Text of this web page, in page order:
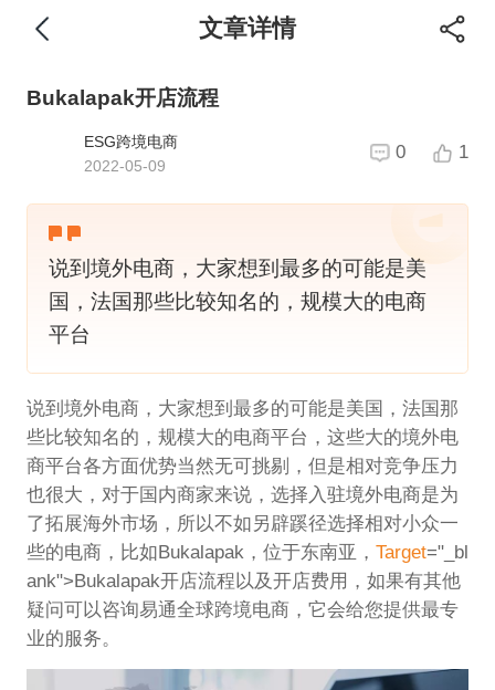
文章详情
Bukalapak开店流程
ESG跨境电商
2022-05-09
0 1
说到境外电商，大家想到最多的可能是美
国，法国那些比较知名的，规模大的电商
平台
说到境外电商，大家想到最多的可能是美国，法国那
些比较知名的，规模大的电商平台，这些大的境外电
商平台各方面优势当然无可挑剔，但是相对竞争压力
也很大，对于国内商家来说，选择入驻境外电商是为
了拓展海外市场，所以不如另辟蹊径选择相对小众一
些的电商，比如Bukalapak，位于东南亚， Target="_bl
ank">Bukalapak开店流程以及开店费用，如果有其他
疑问可以咨询易通全球跨境电商，它会给您提供最专
业的服务。